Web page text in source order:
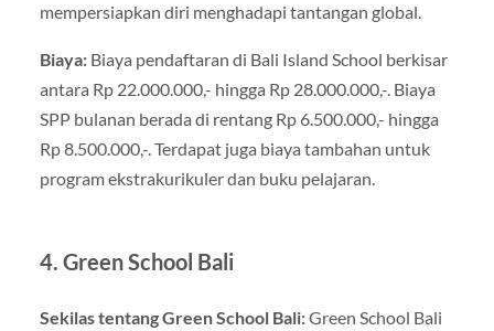
mempersiapkan diri menghadapi tantangan global.
Biaya:Biaya pendaftaran di Bali Island School berkisar
antara Rp 22.000.000,- hingga Rp 28.000.000,-. Biaya
SPP bulanan berada di rentang Rp 6.500.000,- hingga
Rp 8.500.000,-. Terdapat juga biaya tambahan untuk
program ekstrakurikuler dan buku pelajaran.
4. Green School Bali
Sekilas tentang Green School Bali:Green School Bali